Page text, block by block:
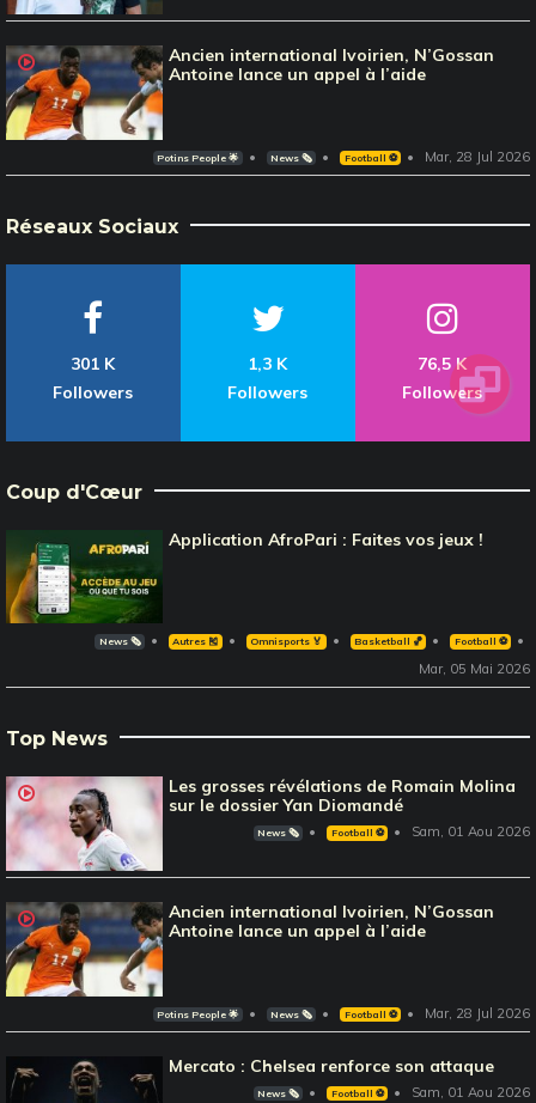
Ancien international Ivoirien, N’Gossan
Antoine lance un appel à l’aide
Potins People 🌟 News 🗞️ Football ⚽️ Mar, 28 Jul 2026
Réseaux Sociaux
301 K
Followers
1,3 K
Followers
76,5 K
Followers
Coup d'Cœur
Application AfroPari : Faites vos jeux !
News 🗞️ Autres 🎽 Omnisports 🏅 Basketball 🏀 Football ⚽️
Mar, 05 Mai 2026
Top News
Les grosses révélations de Romain Molina
sur le dossier Yan Diomandé
News 🗞️ Football ⚽️ Sam, 01 Aou 2026
Ancien international Ivoirien, N’Gossan
Antoine lance un appel à l’aide
Potins People 🌟 News 🗞️ Football ⚽️ Mar, 28 Jul 2026
Mercato : Chelsea renforce son attaque
News 🗞️ Football ⚽️ Sam, 01 Aou 2026